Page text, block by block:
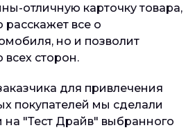
отличную карточку товара,
расскажет все о
но и позволит
всех сторон.
для привлечения
покупателей мы сделали
на "Тест Драйв" выбранного